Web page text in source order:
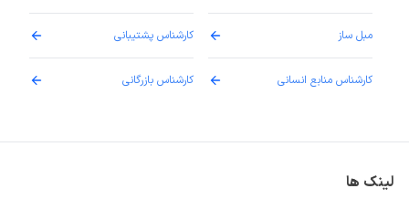
مبل ساز
کارشناس منابع انسانی
کارشناس پشتیبانی
کارشناس بازرگانی
لینک ها